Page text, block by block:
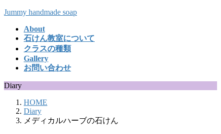
コ
キ
ナ
に
Jummy handmade soap
About
石けん教室について
クラスの種類
Gallery
お問い合わせ
Diary
HOME
Diary
メディカルハーブの石けん